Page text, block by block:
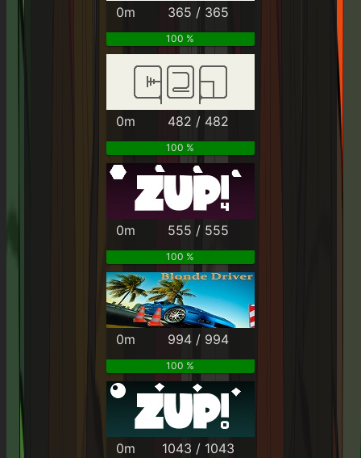
0m 365 / 365
100 %
0m 482 / 482
100 %
0m 555 / 555
100 %
0m 994 / 994
100 %
0m 1043 / 1043